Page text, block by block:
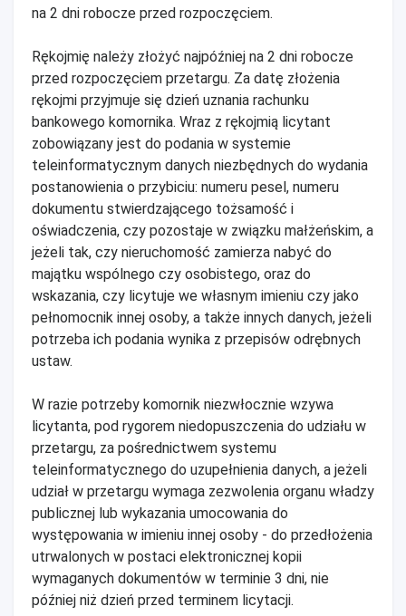
na 2 dni robocze przed rozpoczęciem.
Rękojmię należy złożyć najpóźniej na 2 dni robocze
przed rozpoczęciem przetargu. Za datę złożenia
rękojmi przyjmuje się dzień uznania rachunku
bankowego komornika. Wraz z rękojmią licytant
zobowiązany jest do podania w systemie
teleinformatycznym danych niezbędnych do wydania
postanowienia o przybiciu: numeru pesel, numeru
dokumentu stwierdzającego tożsamość i
oświadczenia, czy pozostaje w związku małżeńskim, a
jeżeli tak, czy nieruchomość zamierza nabyć do
majątku wspólnego czy osobistego, oraz do
wskazania, czy licytuje we własnym imieniu czy jako
pełnomocnik innej osoby, a także innych danych, jeżeli
potrzeba ich podania wynika z przepisów odrębnych
ustaw.
W razie potrzeby komornik niezwłocznie wzywa
licytanta, pod rygorem niedopuszczenia do udziału w
przetargu, za pośrednictwem systemu
teleinformatycznego do uzupełnienia danych, a jeżeli
udział w przetargu wymaga zezwolenia organu władzy
publicznej lub wykazania umocowania do
występowania w imieniu innej osoby - do przedłożenia
utrwalonych w postaci elektronicznej kopii
wymaganych dokumentów w terminie 3 dni, nie
później niż dzień przed terminem licytacji.